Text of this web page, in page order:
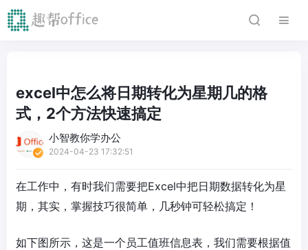
excel中怎么将日期转化为星期几的格
式，2个方法快速搞定
小智教你学办公
2024-04-23 17:32:51
在工作中，有时我们需要把Excel中把日期数据转化为星
期，其实，掌握技巧很简单，几秒钟可轻松搞定！
如下图所示，这是一个员工值班信息表，我们需要根据值